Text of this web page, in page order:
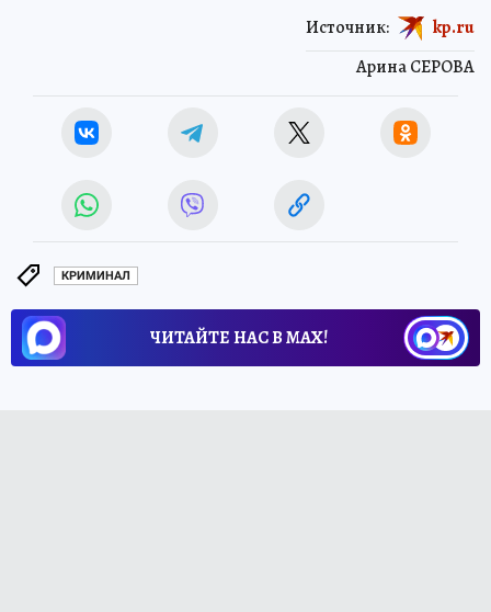
Арина СЕРОВА
Источник: kp.ru
КРИМИНАЛ
ЧИТАЙТЕ НАС В МАХ!